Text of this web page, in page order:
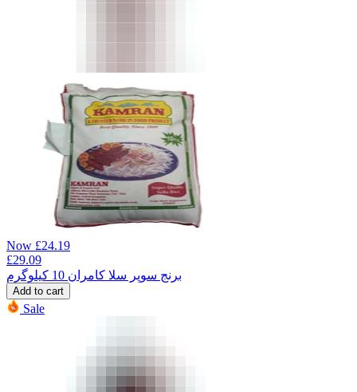
Now £24.19
£29.09
برنج سوپر سلا کامران 10 کیلوگرم
Add to cart
Sale